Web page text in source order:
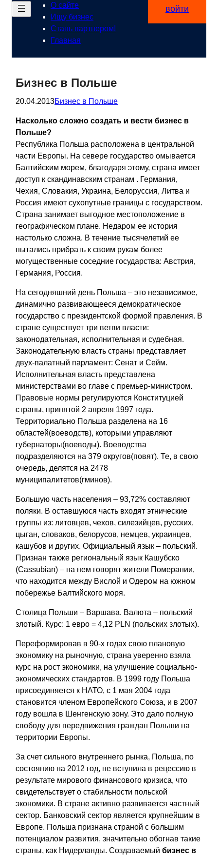
О сайте
Ищу бизнес
Стань партнером!
Главная
войти
Бизнес в Польше
20.04.2013Бизнес в Польше
Насколько сложно создать и вести бизнес в
Польше?
Республика Польша расположена в центральной
части Европы. На севере государство омывается
Балтийским морем, благодаря этому, страна имеет
доступ к скандинавским странам . Германия,
Чехия, Словакия, Украина, Белоруссия, Литва и
Россия имеют сухопутные границы с государством.
Страна занимает выгодное местоположение в
географическом плане. Недаром ее история
настолько сложна. В течение тысячелетий ее
пытались прибрать к своим рукам более
могущественные соседние государства: Австрия,
Германия, Россия.
На сегодняшний день Польша – это независимое,
динамично развивающееся демократическое
государство с президентской формой правления. В
стране существует три ветви власти:
законодательная, исполнительная и судебная.
Законодательную власть страны представляет
двух-палатный парламент: Сенат и Сейм.
Исполнительная власть представлена
министерствами во главе с премьер-министром.
Правовые нормы регулируются Конституцией
страны, принятой 2 апреля 1997 года.
Территориально Польша разделена на 16
областей(воеводств), которыми управляют
губернаторы(воеводы). Воеводства
подразделяются на 379 округов(повят). Те, в свою
очередь, делятся на 2478
муниципалитетов(гминов).
Большую часть населения – 93,72% составляют
поляки. В оставшуюся часть входят этнические
группы из: литовцев, чехов, силезийцев, русских,
цыган, словаков, белорусов, немцев, украинцев,
кашубов и других. Официальный язык – польский.
Признан также региональный язык Кашубско
(Cassubian) – на нем говорят жители Померании,
что находится между Вислой и Одером на южном
побережье Балтийского моря.
Столица Польши – Варшава. Валюта – польский
злотый. Курс: 1 евро = 4,12 PLN (польских злотых).
Переформировав в 90-х годах свою плановую
экономику на рыночную, страна уверенно взяла
курс на рост экономики, на улучшение социально-
экономических стандартов. В 1999 году Польша
присоединяется к НАТО, с 1 мая 2004 года
становится членом Европейского Союза, и в 2007
году вошла в Шенгенскую зону. Это дало полную
свободу для передвижения граждан Польши на
территории Европы.
За счет сильного внутреннего рынка, Польша, по
состоянию на 2012 год, не вступила в рецессию в
результате мирового финансового кризиса, что
свидетельствует о стабильности польской
экономики. В стране активно развивается частный
сектор. Банковский сектор является крупнейшим в
Европе. Польша признана страной с большим
потенциалом развития, значительно обогнав такие
страны, как Нидерланды. Создаваемый бизнес в